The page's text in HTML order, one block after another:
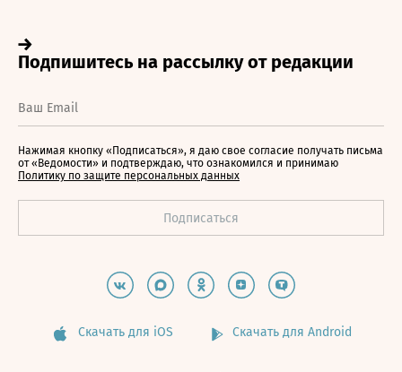
Нажимая кнопку «Подписаться», я даю свое согласие получать письма
от «Ведомости» и подтверждаю, что ознакомился и принимаю
Политику по защите персональных данных
Скачать для iOS Скачать для Android